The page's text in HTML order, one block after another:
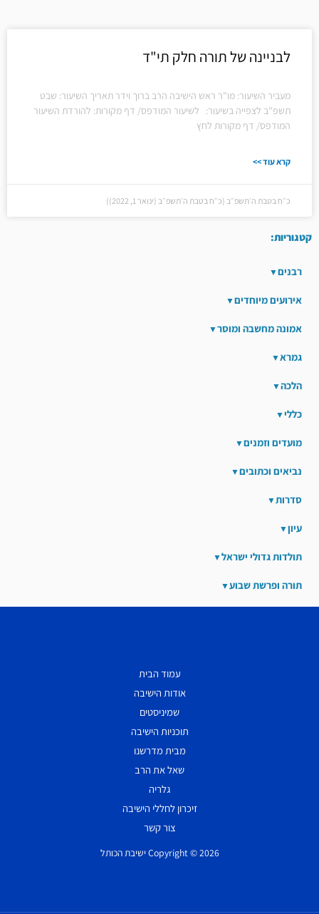
לבניינה של תורה חלק תי"ד
מעביר השיעור: מו"ר ראש הישיבה הרב ברוך וידר תאריך השיעור: שבט
תשפ"ב לצפייה בשיעור: לשיעור המודפס/ דף מקורות: להורדת השיעור
המודפס/ דף מקורות לחץ
קרא עוד >>
כ״ח בטבת ה׳תשפ״ב (כ״ח בטבת ה׳תשפ״ב (ינואר 1, 2022))
קטגוריות:
רבנים
אירועים מיוחדים
אמונה מחשבה ומוסר
גמרא
הלכה
כללי
מועדים וזמנים
נביאים וכתובים
סדרות
עיון
תולדות גדולי ישראל
תורה ופרשת שבוע
עמוד הבית
אודות הישיבה
שמיניסטים
תוכניות הישיבה
מבית מדרשנו
שאל את הרב
גלריה
זיכרון לחללי הישיבה
צור קשר
Copyright © 2026 ישיבת הכותל